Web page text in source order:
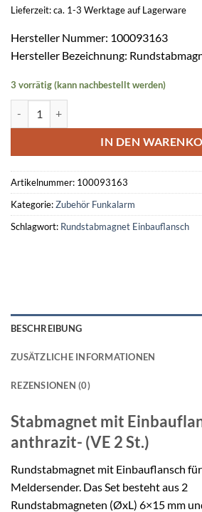
Lieferzeit: ca. 1-3 Werktage auf Lagerware
Hersteller Nummer: 100093163
Hersteller Bezeichnung:
3 vorrätig (kann nachbestellt werden)
IN DEN
Artikelnummer: 100093163
Kategorie:Zubehör Funkalarm
Schlagwort: Rundstabmagnet Einbauflansch
BESCHREIBUNG
ZUSÄTZLICHE INFORMATIONEN
REZENSIONEN (0)
Stabmagnet mit
anthrazit- (VE 2 St.)
Rundstabmagnet mit Einbauflansch für
Meldersender. Das Set besteht aus 2
Rundstabmagneten (ØxL) 6×15 mm